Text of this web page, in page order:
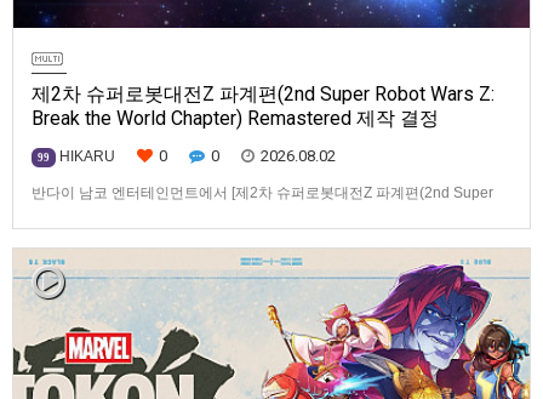
제2차 슈퍼로봇대전Z 파계편(2nd Super Robot Wars Z:
Break the World Chapter) Remastered 제작 결정
99 HIKARU 0 0 2026.08.02
반다이 남코 엔터테인먼트에서 [제2차 슈퍼로봇대전Z 파계편(2nd Super
판[제2차 슈퍼로봇대전Z 파계편]은 2011년 PSP로 발매되었으며, 2012년
에 발매되었던 [제2…